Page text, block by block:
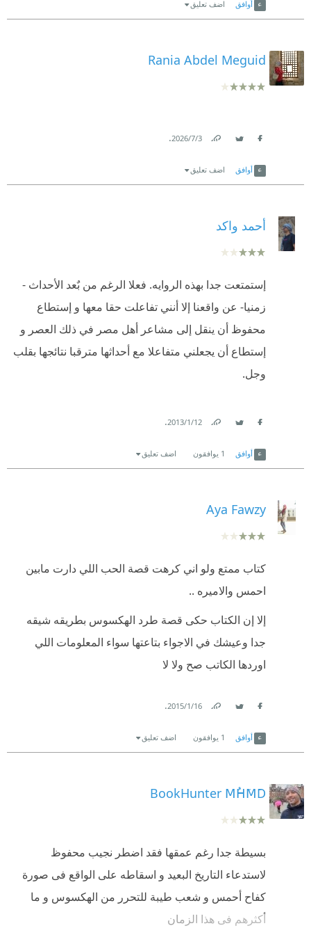
أوافق اضف تعليق
Rania Abdel Meguid
3‏/7‏/2026
.
أوافق اضف تعليق
أحمد واكد
إستمتعت جدا بهذه الروايه. فعلا الرغم من بٌعد الأحداث -
زمنيا- عن واقعنا إلا أنني تفاعلت حقا معها و إستطاع
محفوظ أن ينقل إلى مشاعر أهل مصر في ذلك العصر و
إستطاع أن يجعلني متفاعلا مع أحداثها مترقبا نتائجها بقلب
وجل.
12‏/1‏/2013
.
أوافق 1 يوافقون اضف تعليق
Aya Fawzy
كتاب ممتع ولو اني كرهت قصة الحب اللي دارت مابين
احمس والاميره ..
إلا إن الكتاب حكى قصة طرد الهكسوس بطريقه شيقه
جدا وعيشك في الاجواء بتاعتها سواء المعلومات اللي
اوردها الكاتب صح ولا لا
16‏/1‏/2015
.
أوافق 1 يوافقون اضف تعليق
BookHunter MُHَMَD
بسيطة جدا رغم عمقها فقد اضطر نجيب محفوظ
لاستدعاء التاريخ البعيد و اسقاطه على الواقع فى صورة
كفاح أحمس و شعب طيبة للتحرر من الهكسوس و ما
أكثرهم فى هذا الزمان